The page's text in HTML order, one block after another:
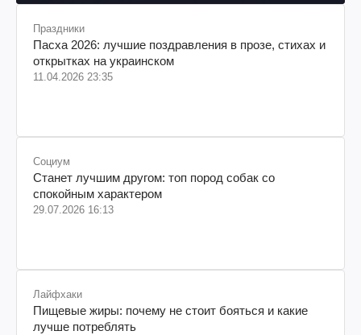
Праздники
Пасха 2026: лучшие поздравления в прозе, стихах и
открытках на украинском
11.04.2026 23:35
Социум
Станет лучшим другом: топ пород собак со
спокойным характером
29.07.2026 16:13
Лайфхаки
Пищевые жиры: почему не стоит бояться и какие
лучше потреблять